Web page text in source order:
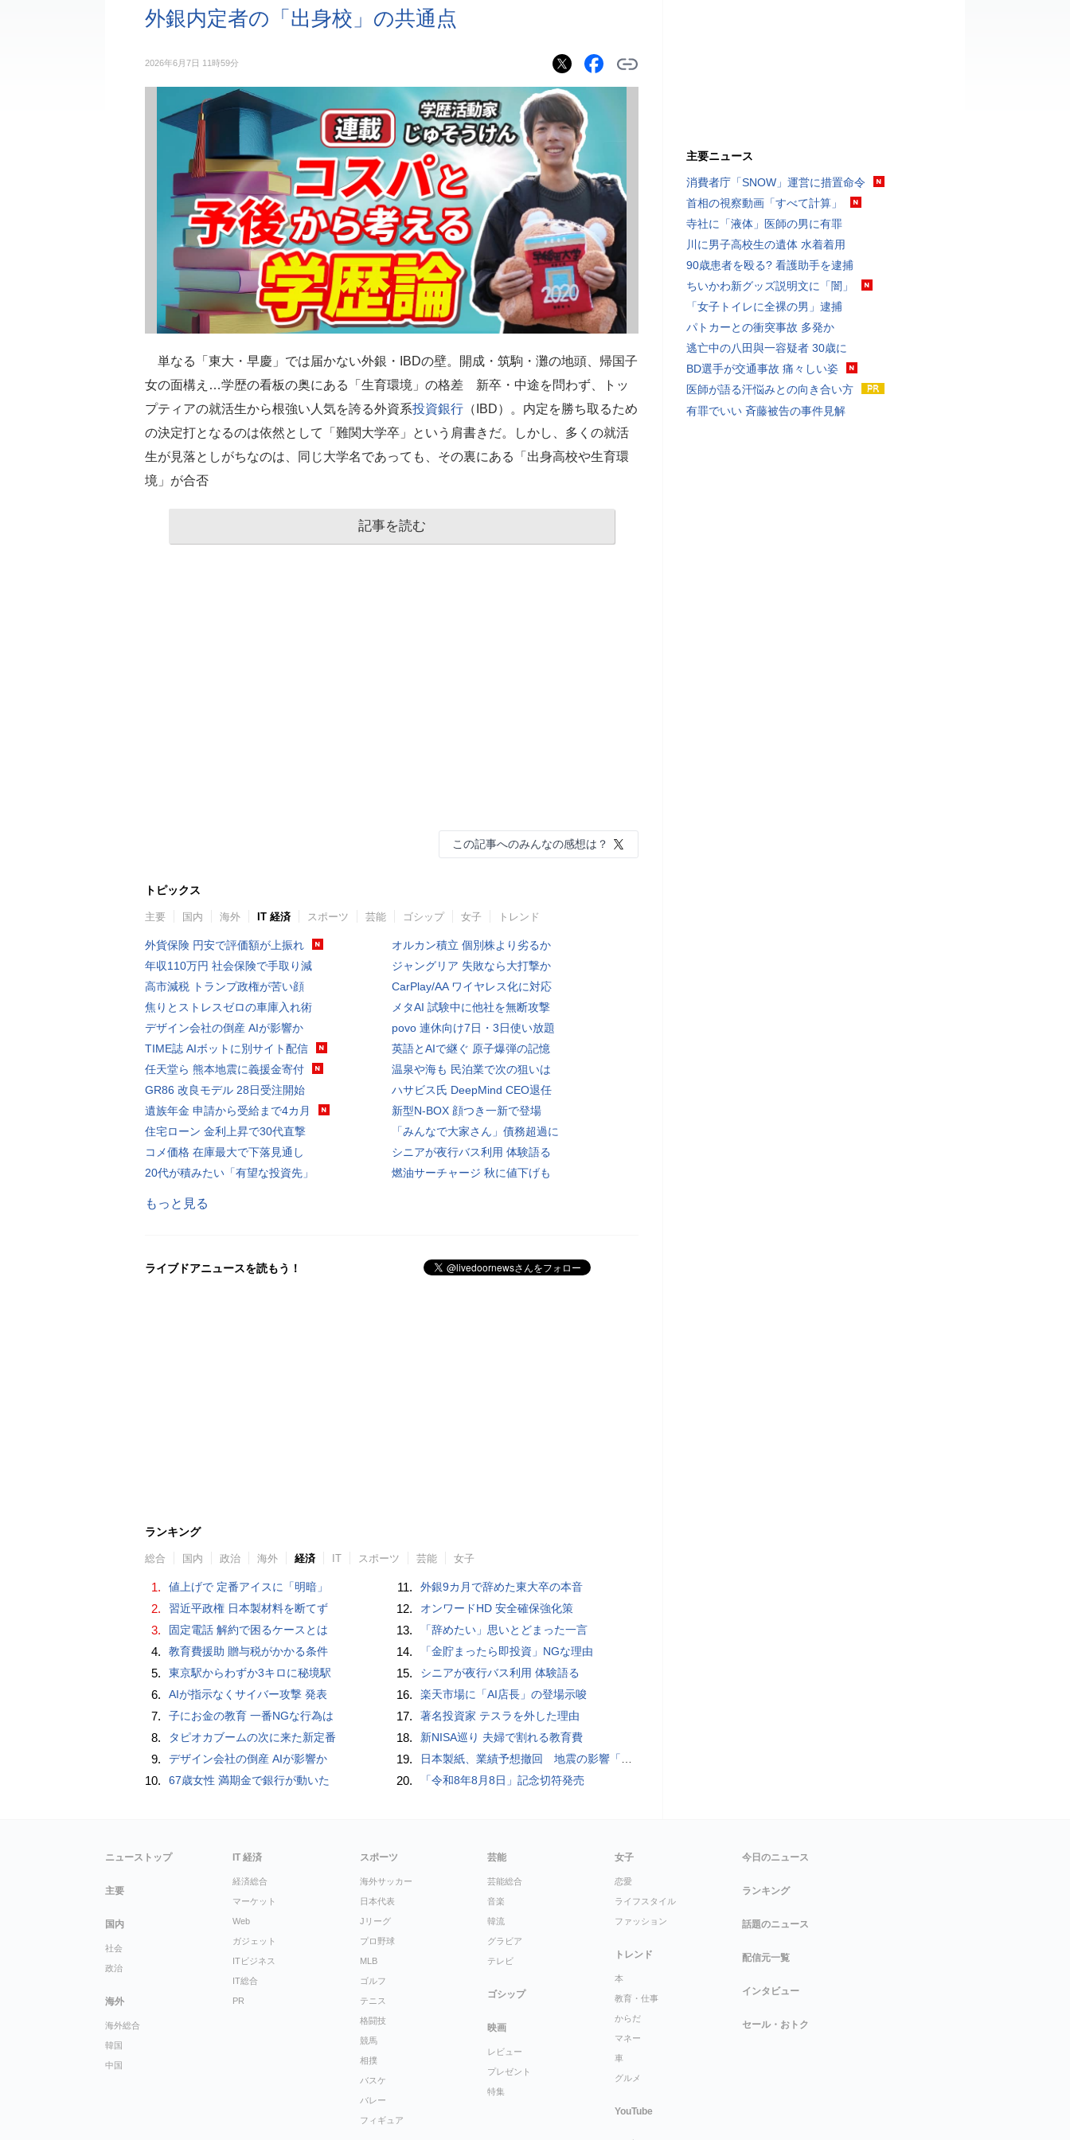
外銀内定者の「出身校」の共通点
2026年6月7日 11時59分
単なる「東大・早慶」では届かない外銀・IBDの壁。開成・筑駒・灘の地頭、帰国子
女の面構え…学歴の看板の奥にある「生育環境」の格差 新卒・中途を問わず、トッ
プティアの就活生から根強い人気を誇る外資系投資銀行 （IBD）。内定を勝ち取るため
の決定打となるのは依然として「難関大学卒」という肩書きだ。しかし、多くの就活
生が見落としがちなのは、同じ大学名であっても、その裏にある「出身高校や生育環
境」が合否
記事を読む
この記事へのみんなの感想は？
トピックス
主要 国内 海外 IT 経済 スポーツ 芸能 ゴシップ 女子 トレンド
外貨保険 円安で評価額が上振れ
年収110万円 社会保険で手取り減
高市減税 トランプ政権が苦い顔
焦りとストレスゼロの車庫入れ術
デザイン会社の倒産 AIが影響か
TIME誌 AIボットに別サイト配信
任天堂ら 熊本地震に義援金寄付
GR86 改良モデル 28日受注開始
遺族年金 申請から受給まで4カ月
住宅ローン 金利上昇で30代直撃
コメ価格 在庫最大で下落見通し
20代が積みたい「有望な投資先」
オルカン積立 個別株より劣るか
ジャングリア 失敗なら大打撃か
CarPlay/AA ワイヤレス化に対応
メタAI 試験中に他社を無断攻撃
povo 連休向け7日・3日使い放題
英語とAIで継ぐ 原子爆弾の記憶
温泉や海も 民泊業で次の狙いは
ハサビス氏 DeepMind CEO退任
新型N-BOX 顔つき一新で登場
「みんなで大家さん」債務超過に
シニアが夜行バス利用 体験語る
燃油サーチャージ 秋に値下げも
もっと見る
ライブドアニュースを読もう！
ランキング
総合 国内 政治 海外 経済 IT スポーツ 芸能 女子
1. 値上げで 定番アイスに「明暗」
2. 習近平政権 日本製材料を断てず
3. 固定電話 解約で困るケースとは
4. 教育費援助 贈与税がかかる条件
5. 東京駅からわずか3キロに秘境駅
6. AIが指示なくサイバー攻撃 発表
7. 子にお金の教育 一番NGな行為は
8. タピオカブームの次に来た新定番
9. デザイン会社の倒産 AIが影響か
10. 67歳女性 満期金で銀行が動いた
11. 外銀9カ月で辞めた東大卒の本音
12. オンワードHD 安全確保強化策
13. 「辞めたい」思いとどまった一言
14. 「金貯まったら即投資」NGな理由
15. シニアが夜行バス利用 体験語る
16. 楽天市場に「AI店長」の登場示唆
17. 著名投資家 テスラを外した理由
18. 新NISA巡り 夫婦で割れる教育費
19. 日本製紙、業績予想撤回 地震の影響「算定困難」
20. 「令和8年8月8日」記念切符発売
主要ニュース
消費者庁「SNOW」運営に措置命令
首相の視察動画「すべて計算」
寺社に「液体」医師の男に有罪
川に男子高校生の遺体 水着着用
90歳患者を殴る? 看護助手を逮捕
ちいかわ新グッズ説明文に「闇」
「女子トイレに全裸の男」逮捕
パトカーとの衝突事故 多発か
逃亡中の八田與一容疑者 30歳に
BD選手が交通事故 痛々しい姿
医師が語る汗悩みとの向き合い方
有罪でいい 斉藤被告の事件見解
ニューストップ
主要
国内
社会
政治
海外
海外総合
韓国
中国
IT 経済
経済総合
マーケット
Web
ガジェット
ITビジネス
IT総合
PR
スポーツ
海外サッカー
日本代表
Jリーグ
プロ野球
MLB
ゴルフ
テニス
格闘技
競馬
相撲
バスケ
バレー
フィギュア
芸能
芸能総合
音楽
韓流
グラビア
テレビ
ゴシップ
映画
レビュー
プレゼント
特集
女子
恋愛
ライフスタイル
ファッション
トレンド
本
教育・仕事
からだ
マネー
車
グルメ
YouTube
今日のニュース
ランキング
話題のニュース
配信元一覧
インタビュー
セール・おトク